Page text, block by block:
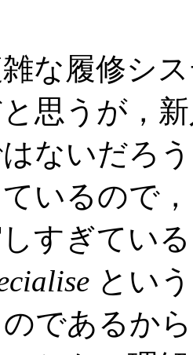
な履修シ
思うが，
ないだろ
いるので
すぎてい
とい
であるか